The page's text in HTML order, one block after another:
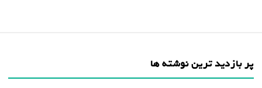
پر بازدید ترین نوشته ها